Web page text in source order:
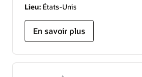
Lieu: États-Unis
En savoir plus